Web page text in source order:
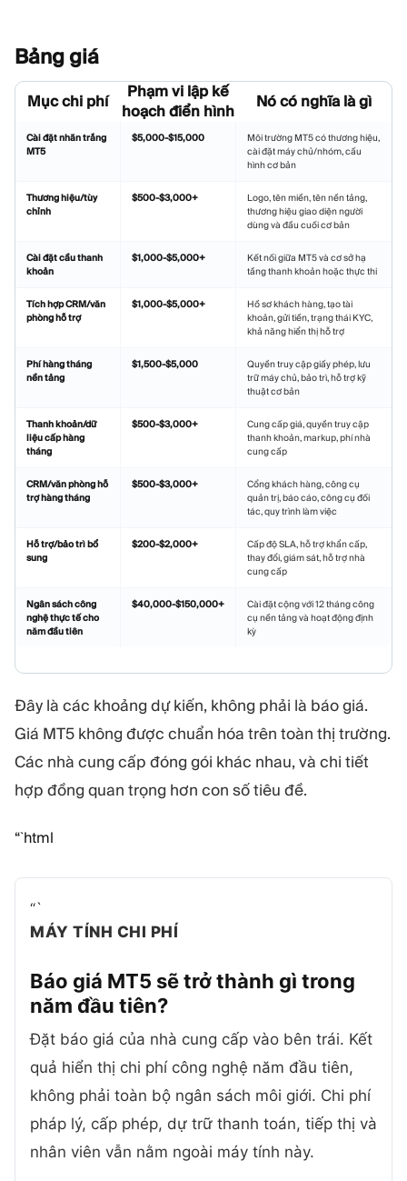
Bảng giá
Mục chi phí
Phạm vi lập kế
hoạch điển hình
Nó có nghĩa là gì
Cài đặt nhãn trắng
MT5
$5,000-$15,000
Môi trường MT5 có thương hiệu,
cài đặt máy chủ/nhóm, cấu
hình cơ bản
Thương hiệu/tùy
chỉnh
$500-$3,000+
Logo, tên miền, tên nền tảng,
thương hiệu giao diện người
dùng và đầu cuối cơ bản
Cài đặt cầu thanh
khoản
$1,000-$5,000+
Kết nối giữa MT5 và cơ sở hạ
tầng thanh khoản hoặc thực thi
Tích hợp CRM/văn
phòng hỗ trợ
$1,000-$5,000+
Hồ sơ khách hàng, tạo tài
khoản, gửi tiền, trạng thái KYC,
khả năng hiển thị hỗ trợ
Phí hàng tháng
nền tảng
$1,500-$5,000
Quyền truy cập giấy phép, lưu
trữ máy chủ, bảo trì, hỗ trợ kỹ
thuật cơ bản
Thanh khoản/dữ
liệu cấp hàng
tháng
$500-$3,000+
Cung cấp giá, quyền truy cập
thanh khoản, markup, phí nhà
cung cấp
CRM/văn phòng hỗ
trợ hàng tháng
$500-$3,000+
Cổng khách hàng, công cụ
quản trị, báo cáo, công cụ đối
tác, quy trình làm việc
Hỗ trợ/bảo trì bổ
sung
$200-$2,000+
Cấp độ SLA, hỗ trợ khẩn cấp,
thay đổi, giám sát, hỗ trợ nhà
cung cấp
Ngân sách công
nghệ thực tế cho
năm đầu tiên
$40,000-$150,000+
Cài đặt cộng với 12 tháng công
cụ nền tảng và hoạt động định
kỳ
Đây là các khoảng dự kiến, không phải là báo giá.
Giá MT5 không được chuẩn hóa trên toàn thị trường.
Các nhà cung cấp đóng gói khác nhau, và chi tiết
hợp đồng quan trọng hơn con số tiêu đề.
“`html
“`
MÁY TÍNH CHI PHÍ
Báo giá MT5 sẽ trở thành gì trong
năm đầu tiên?
Đặt báo giá của nhà cung cấp vào bên trái. Kết
quả hiển thị chi phí công nghệ năm đầu tiên,
không phải toàn bộ ngân sách môi giới. Chi phí
pháp lý, cấp phép, dự trữ thanh toán, tiếp thị và
nhân viên vẫn nằm ngoài máy tính này.